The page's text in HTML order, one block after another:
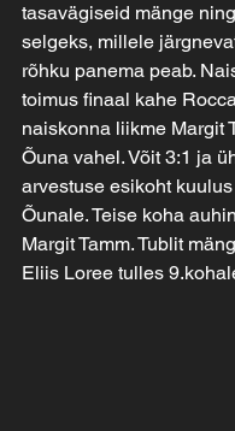
tasavägiseid mänge
selgeks, millele
rõhku panema peab.
toimus finaal kahe
naiskonna liikme Margit
Õuna vahel. Võit 3:1 ja
arvestuse esikoht
Õunale. Teise koha
Margit Tamm. Tublit
Eliis Loree tulles